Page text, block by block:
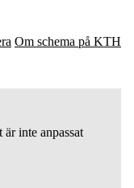
Om schema på KTH
inte anpassat